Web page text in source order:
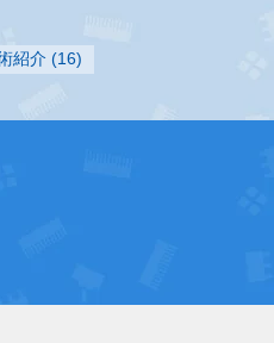
紹介 (16)